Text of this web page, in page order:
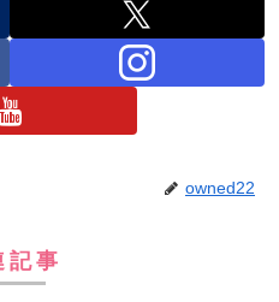
owned22
記事